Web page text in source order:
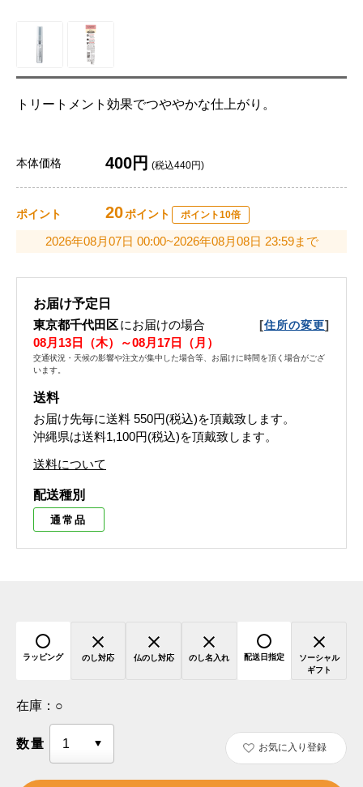
トリートメント効果でつややかな仕上がり。
本体価格 400円 (税込440円)
ポイント 20ポイント ポイント10倍
2026年08月07日 00:00~2026年08月08日 23:59まで
お届け予定日
東京都千代田区にお届けの場合 [住所の変更]
08月13日（木）～08月17日（月）
交通状況・天候の影響や注文が集中した場合等、お届けに時間を頂く場合がござ
います。
送料
お届け先毎に送料 550円(税込)を頂戴致します。
沖縄県は送料1,100円(税込)を頂戴致します。
送料について
配送種別
通常品
ラッピング のし対応 仏のし対応 のし名入れ 配送日指定
ソーシャル
ギフト
在庫： ○
数量 お気に入り登録